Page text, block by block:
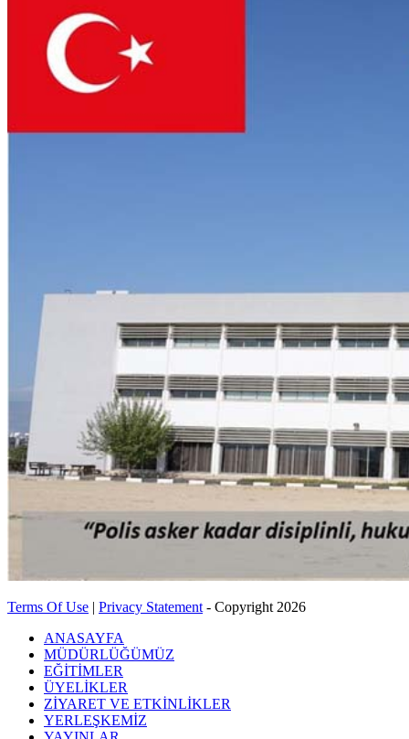
Terms Of Use | Privacy Statement - Copyright 2026
ANASAYFA
MÜDÜRLÜĞÜMÜZ
EĞİTİMLER
ÜYELİKLER
ZİYARET VE ETKİNLİKLER
YERLEŞKEMİZ